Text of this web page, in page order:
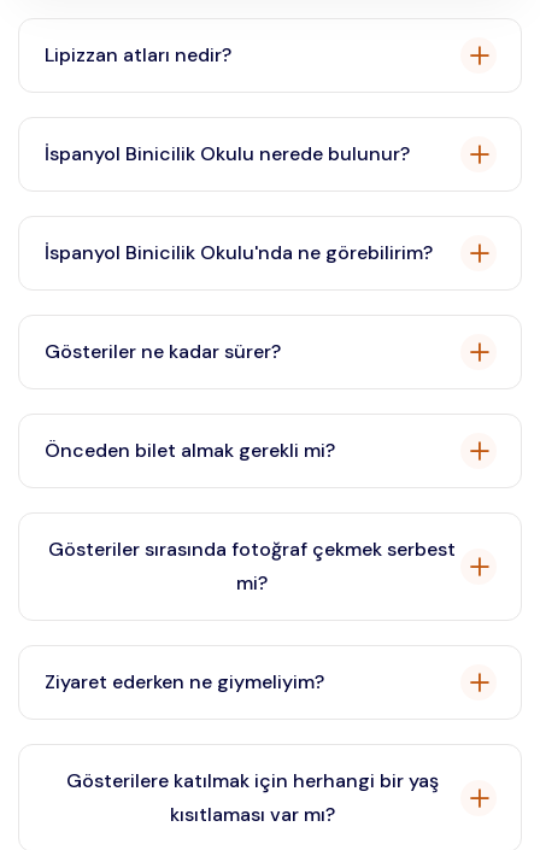
Lipizzan atları nedir?
Lipizzan atları, zarafetleri, zekaları ve karmaşık dresaj
hareketleri yapabilme yetenekleriyle bilinen bir türdür.
İspanyol Binicilik Okulu nerede bulunur?
Viyana, Avusturya'daki Hofburg Sarayı'nda yer
almaktadır.
İspanyol Binicilik Okulu'nda ne görebilirim?
Lipizzan atlarını ve klasik dresajı sergileyen tam
donanımlı gösteriler, sabah egzersizleri ve rehberli
Gösteriler ne kadar sürer?
Tam donanımlı gösteriler genellikle yaklaşık 70 dakika
sürer.
Önceden bilet almak gerekli mi?
Evet, özellikle yoğun turist sezonunda önceden bilet
rezervasyonu yaptırmanız şiddetle tavsiye edilir.
Gösteriler sırasında fotoğraf çekmek serbest
mi?
Fotoğraf çekme kuralları değişebilir, bu nedenle
gösteriden önce kontrol etmek en iyisidir. Flaşlı
Ziyaret ederken ne giymeliyim?
Özellikle akşam gösterileri için şık gündelik kıyafetler
önerilir.
Gösterilere katılmak için herhangi bir yaş
kısıtlaması var mı?